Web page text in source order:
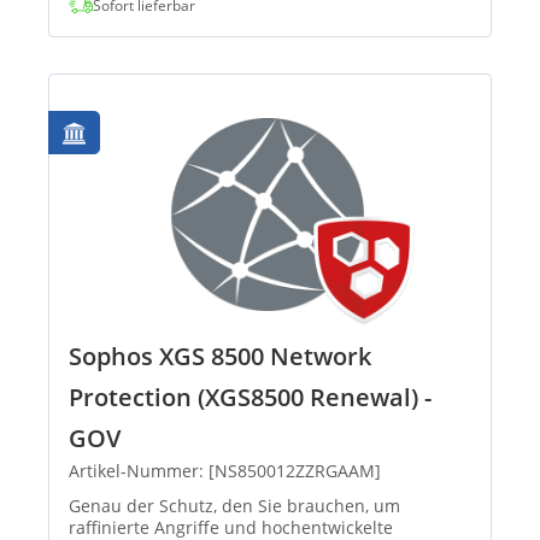
Sofort lieferbar
Sophos XGS 8500 Network
Protection (XGS8500 Renewal) -
GOV
Artikel-Nummer: [NS850012ZZRGAAM]
Genau der Schutz, den Sie brauchen, um
raffinierte Angriffe und hochentwickelte